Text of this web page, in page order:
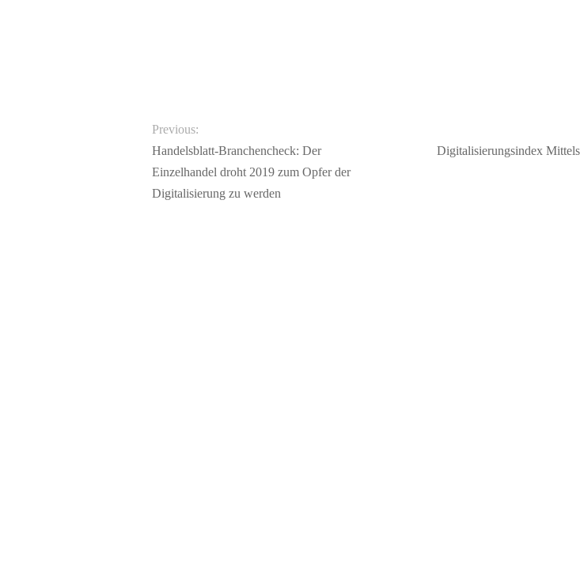
Previous:
Handelsblatt-Branchencheck: Der
Einzelhandel droht 2019 zum Opfer der
Digitalisierung zu werden
Digitalisierungsindex